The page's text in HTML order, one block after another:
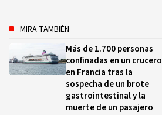
MIRA TAMBIÉN
Más de 1.700 personas
confinadas en un crucero
en Francia tras la
sospecha de un brote
gastrointestinal y la
muerte de un pasajero